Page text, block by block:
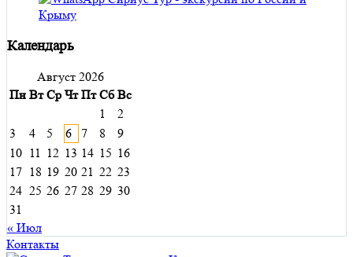
Календарь
Август 2026
Пн Вт Ср Чт Пт Сб Вс
1
2
3
4 5 6 7 8
9
10 11 12 13 14 15 16
17 18 19 20 21 22 23
24 25 26 27 28 29 30
31
« Июл
Контакты